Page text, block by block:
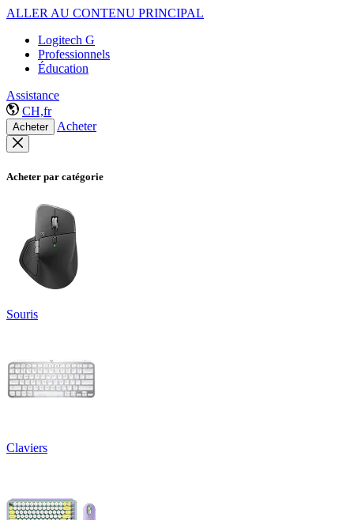
ALLER AU CONTENU PRINCIPAL
Logitech G
Professionnels
Éducation
Assistance
CH,fr
Acheter Acheter
Acheter par catégorie
Souris
Claviers